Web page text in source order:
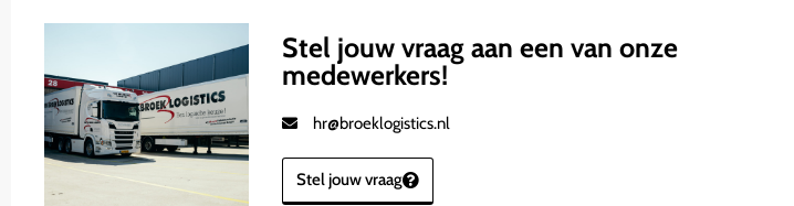
Stel jouw vraag aan een van onze
medewerkers!
hr@broeklogistics.nl
Stel jouw vraag